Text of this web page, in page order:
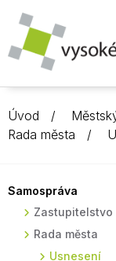
Úvod
Rada města
Samospráva
Zastupitelstvo
Rada města
Usnesení